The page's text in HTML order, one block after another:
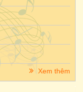
Xem thêm